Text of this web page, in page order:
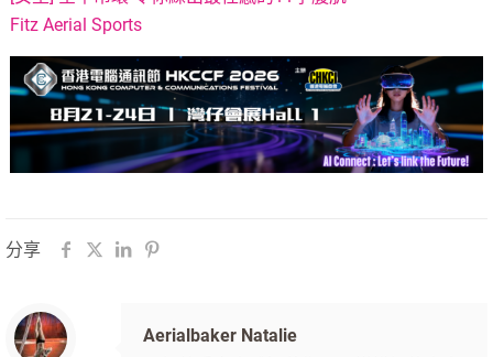
Fitz Aerial Sports
分享
Aerialbaker Natalie